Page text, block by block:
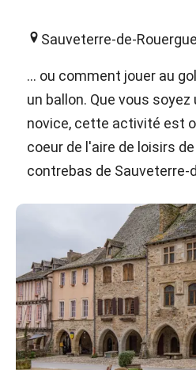
Sauveterre-de-Rouergue
... ou comment jouer au
un ballon. Que vous soyez
novice, cette activité est
coeur de l'aire de loisirs de
contrebas de Sauveterre-